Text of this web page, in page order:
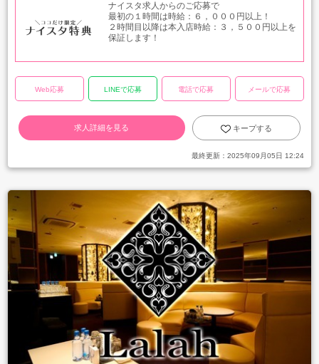
ナイスタ求人からのご応募で
最初の１時間は時給：６，０００円以上！
２時間目以降は本入店時給：３，５００円以上を
保証します！
Web応募 LINEで応募 電話で応募 メールで応募
求人詳細を見る キープする
最終更新： 2025年09月05日 12:24